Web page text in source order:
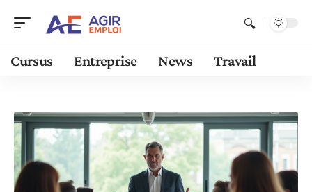
Cursus Entreprise News Travail